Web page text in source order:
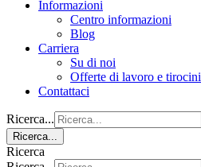
Informazioni
Centro informazioni
Blog
Carriera
Su di noi
Offerte di lavoro e tirocini
Contattaci
Ricerca...
Ricerca...
Ricerca